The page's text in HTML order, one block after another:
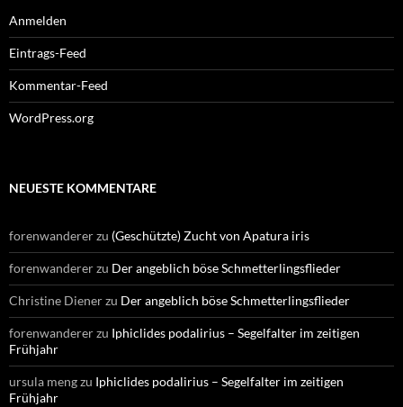
Anmelden
Eintrags-Feed
Kommentar-Feed
WordPress.org
NEUESTE KOMMENTARE
forenwandererzu (Geschützte) Zucht von Apatura iris
forenwandererzu Der angeblich böse Schmetterlingsflieder
Christine Dienerzu Der angeblich böse Schmetterlingsflieder
forenwandererzu Iphiclides podalirius – Segelfalter im zeitigen
Frühjahr
ursula mengzu Iphiclides podalirius – Segelfalter im zeitigen
Frühjahr